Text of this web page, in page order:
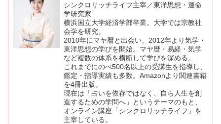
シンクロリッチライフ主宰／東洋思想・運命
学研究家
横浜国立大学経済学部卒業。大学では宗教社
会学を研究。
2010年にマヤ暦と出会い、2012年より気学・
東洋思想の学びを開始。マヤ暦・易経・気学
など複数の体系を横断して学びを深める。
これまでにのべ500名以上の受講生を指導し、
鑑定・指導実績も多数。Amazonより関連書籍
を4冊出版。
現在は「占いを依存ではなく、自ら人生を創
造するための学問へ」というテーマのもと、
オンライン講座「シンクロリッチライフ」を
主宰している。